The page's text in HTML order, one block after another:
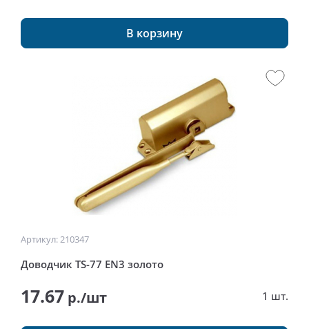
В корзину
Артикул: 210347
Доводчик TS-77 EN3 золото
17.67 р./шт 1 шт.